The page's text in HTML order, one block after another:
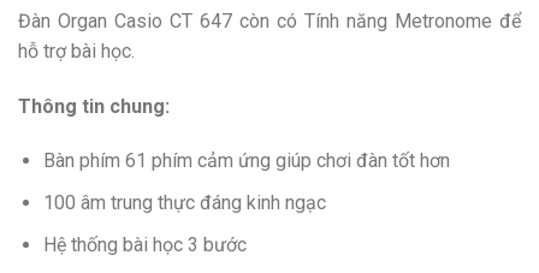
Đàn Organ Casio CT 647 còn có Tính năng Metronome để
hỗ trợ bài học.
Thông tin chung:
Bàn phím 61 phím cảm ứng giúp chơi đàn tốt hơn
100 âm trung thực đáng kinh ngạc
Hệ thống bài học 3 bước